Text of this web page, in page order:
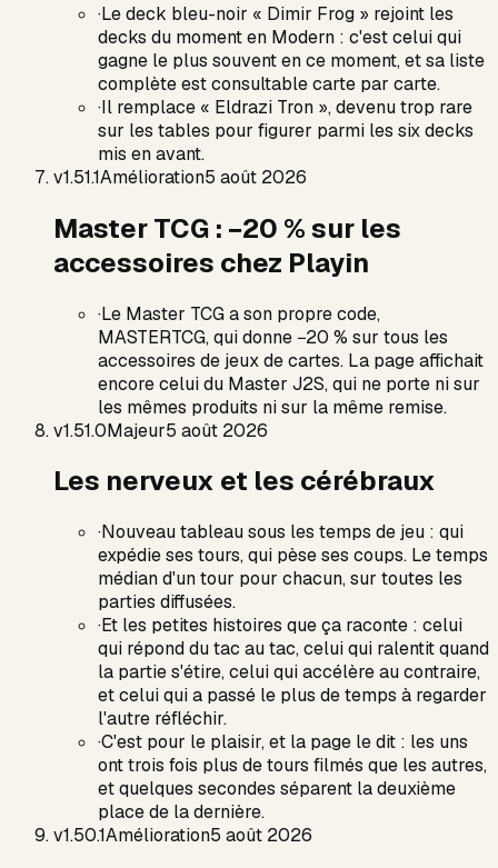
·Le deck bleu-noir « Dimir Frog » rejoint les
decks du moment en Modern : c'est celui qui
gagne le plus souvent en ce moment, et sa liste
complète est consultable carte par carte.
·Il remplace « Eldrazi Tron », devenu trop rare
sur les tables pour figurer parmi les six decks
mis en avant.
v1.51.1Amélioration5 août 2026
Master TCG : −20 % sur les
accessoires chez Playin
·Le Master TCG a son propre code,
MASTERTCG, qui donne −20 % sur tous les
accessoires de jeux de cartes. La page affichait
encore celui du Master J2S, qui ne porte ni sur
les mêmes produits ni sur la même remise.
v1.51.0Majeur5 août 2026
Les nerveux et les cérébraux
·Nouveau tableau sous les temps de jeu : qui
expédie ses tours, qui pèse ses coups. Le temps
médian d'un tour pour chacun, sur toutes les
parties diffusées.
·Et les petites histoires que ça raconte : celui
qui répond du tac au tac, celui qui ralentit quand
la partie s'étire, celui qui accélère au contraire,
et celui qui a passé le plus de temps à regarder
l'autre réfléchir.
·C'est pour le plaisir, et la page le dit : les uns
ont trois fois plus de tours filmés que les autres,
et quelques secondes séparent la deuxième
place de la dernière.
v1.50.1Amélioration5 août 2026